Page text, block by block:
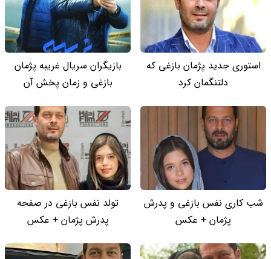
استوری جدید پژمان بازغی که
دلتنگمان کرد
بازیگران سریال غریبه پژمان
بازغی و زمان پخش آن
شب کاری نفس بازغی و پدرش
پژمان + عکس
تولد نفس بازغی در صفحه
پدرش پژمان + عکس